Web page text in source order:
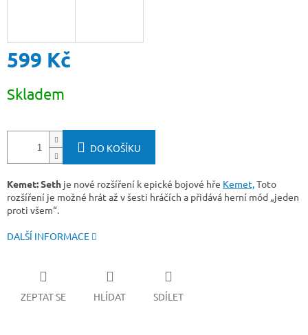
599 Kč
cena:
Skladem
DO KOŠÍKU
Kemet: Seth je nové rozšíření k epické bojové hře Kemet,Toto
rozšíření je možné hrát až v šesti hráčích a přidává herní mód „jeden
proti všem“.
DALŠÍ INFORMACE
ZEPTAT SE HLÍDAT SDÍLET